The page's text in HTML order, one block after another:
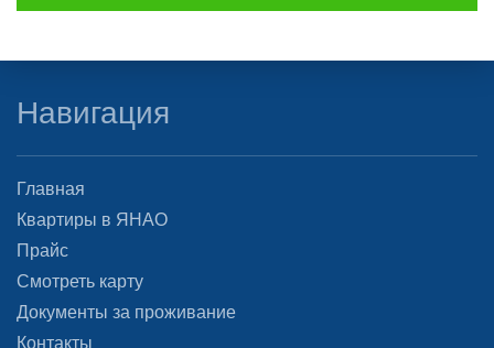
Навигация
Главная
Квартиры в ЯНАО
Прайс
Смотреть карту
Документы за проживание
Контакты